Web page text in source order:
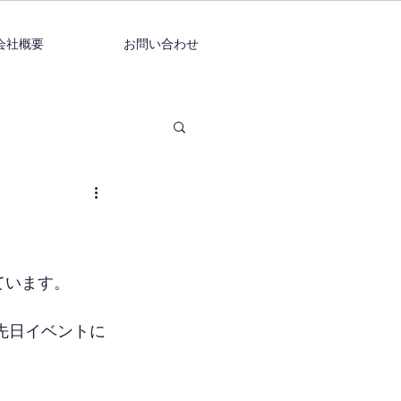
社概要 お問い合わせ
ます。
日イベントに